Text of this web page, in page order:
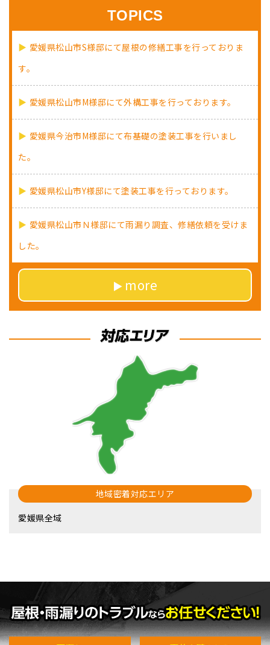
TOPICS
愛媛県松山市S様邸にて屋根の修繕工事を行っておりま
す。
愛媛県松山市M様邸にて外構工事を行っております。
愛媛県今治市M様邸にて布基礎の塗装工事を行いまし
た。
愛媛県松山市Y様邸にて塗装工事を行っております。
愛媛県松山市Ｎ様邸にて雨漏り調査、修繕依頼を受けま
した。
more
地域密着対応エリア
愛媛県全域